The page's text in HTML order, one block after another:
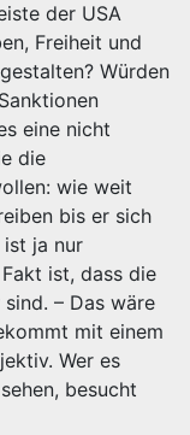
der USA
Freiheit und
Würden
eine nicht
die
wie weit
bis er sich
ja nur
ist, dass die
– Das wäre
mit einem
Wer es
besucht